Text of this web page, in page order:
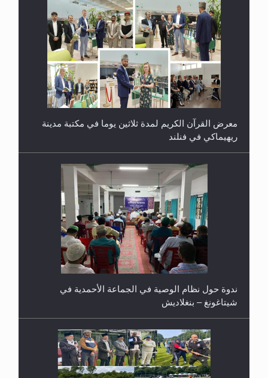
معرض القرآن الكريم لمدة ثلاثين يوما في مكتبة مدينة
ريهيماكي في فنلند
ندوة حول نظام الوصية في الجماعة الأحمدية في
شيتاغونغ – بنغلاديش